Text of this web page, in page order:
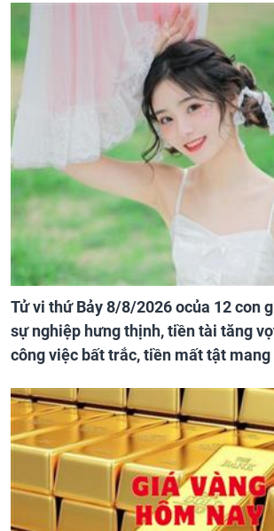
Tử vi thứ Bảy 8/8/2026 ocủa 12 con
sự nghiệp hưng thịnh, tiền tài tăng
công việc bất trắc, tiền mất tật mang